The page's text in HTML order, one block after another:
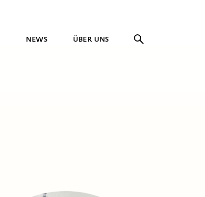
NEWS ÜBER UNS